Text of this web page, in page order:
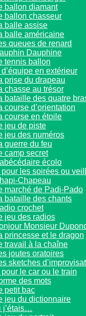
ballon diamant
ballon chasseur
balle assise
balle américaine
queues de renard
Dauphine
tennis ballon
en extérieur
prise du drapeau
chasse au trésor
bataille des quatre
course d’orientation
course en étoile
jeu de piste
jeu des numéros
guerre du feu
camp secret
écolo
pour les soirées ou
Chapeau
marché de Padi-Pado
bataille des chants
crochet
jeu des radios
Monsieur
princesse et le dragon
travail à la chaîne
joutes oratoires
sketches
le car ou le train
des mots
petit bac
jeu du dictionnaire
j’étais…